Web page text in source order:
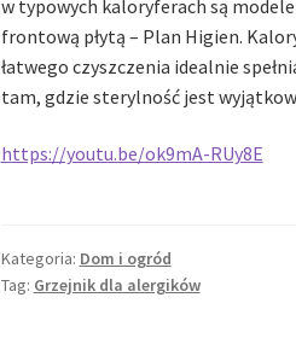
w typowych kaloryferach są modele
frontową płytą – Plan Higien.
łatwego czyszczenia idealnie
tam, gdzie sterylność jest
https://youtu.be/ok9mA-RUy8E
Kategoria: Dom i ogród
Tag: Grzejnik dla alergików